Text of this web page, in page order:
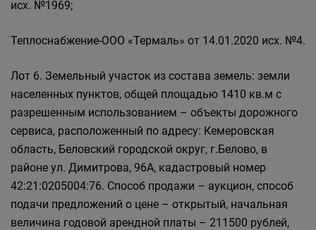
исх. №1969;
Теплоснабжение-ООО «Термаль» от 14.01.2020 исх. №4.
Лот 6. Земельный участок из состава земель: земли
населенных пунктов, общей площадью 1410 кв.м с
разрешенным использованием – объекты дорожного
сервиса, расположенный по адресу: Кемеровская
область, Беловский городской округ, г.Белово, в
районе ул. Димитрова, 96А, кадастровый номер
42:21:0205004:76. Способ продажи – аукцион, способ
подачи предложений о цене – открытый, начальная
величина годовой арендной платы – 211500 рублей,